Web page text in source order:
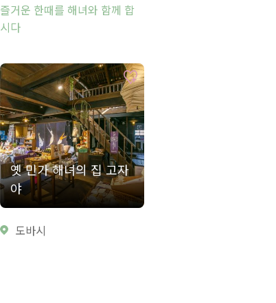
즐거운 한때를 해녀와 함께 합
시다
옛 민가 해녀의 집 고자
야
도바시